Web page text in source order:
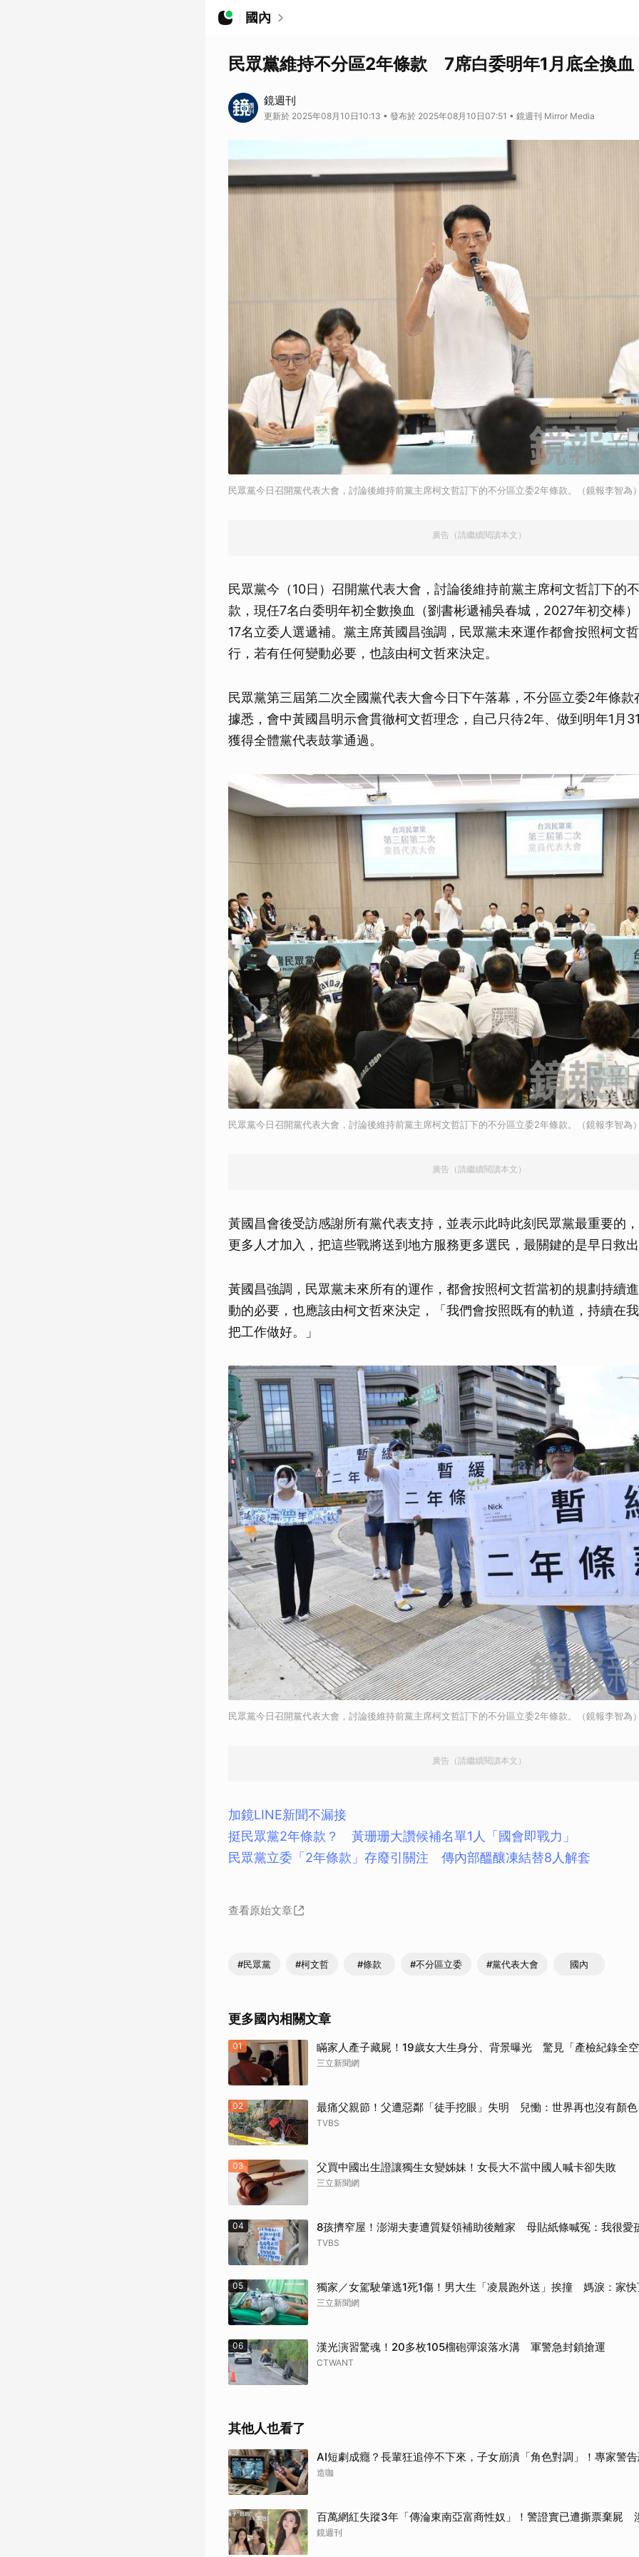
國內
民眾黨維持不分區2年條款 7席白委明年1月底全換血
鏡週刊
更新於 2025年08月10日10:13 • 發布於 2025年08月10日07:51 • 鏡週刊 Mirror Media
民眾黨今日召開黨代表大會，討論後維持前黨主席柯文哲訂下的不分區立委2年條款。（鏡報李智為
廣告（請繼續閱讀本文）
民眾黨今（10日）召開黨代表大會，討論後維持前黨主席柯文哲訂下的
款，現任7名白委明年初全數換血（劉書彬遞補吳春城，2027年初交棒
17名立委人選遞補。黨主席黃國昌強調，民眾黨未來運作都會按照柯文
行，若有任何變動必要，也該由柯文哲來決定。
民眾黨第三屆第二次全國黨代表大會今日下午落幕，不分區立委2年條款
據悉，會中黃國昌明示會貫徹柯文哲理念，自己只待2年、做到明年1月
獲得全體黨代表鼓掌通過。
民眾黨今日召開黨代表大會，討論後維持前黨主席柯文哲訂下的不分區立委2年條款。（鏡報李智為
廣告（請繼續閱讀本文）
黃國昌會後受訪感謝所有黨代表支持，並表示此時此刻民眾黨最重要的
更多人才加入，把這些戰將送到地方服務更多選民，最關鍵的是早日救
黃國昌強調，民眾黨未來所有的運作，都會按照柯文哲當初的規劃持續
動的必要，也應該由柯文哲來決定，「我們會按照既有的軌道，持續在
把工作做好。」
民眾黨今日召開黨代表大會，討論後維持前黨主席柯文哲訂下的不分區立委2年條款。（鏡報李智為
廣告（請繼續閱讀本文）
加鏡LINE新聞不漏接
挺民眾黨2年條款？ 黃珊珊大讚候補名單1人「國會即戰力」
民眾黨立委「2年條款」存廢引關注 傳內部醞釀凍結替8人解套
查看原始文章
#民眾黨 #柯文哲 #條款 #不分區立委 #黨代表大會 國內
更多國內相關文章
01 瞞家人產子藏屍！19歲女大生身分、背景曝光 驚見「產檢紀錄全
三立新聞網
02 最痛父親節！父遭惡鄰「徒手挖眼」失明 兒慟：世界再也沒有顏色
TVBS
03 父買中國出生證讓獨生女變姊妹！女長大不當中國人喊卡卻失敗
三立新聞網
04 8孩擠窄屋！澎湖夫妻遭質疑領補助後離家 母貼紙條喊冤：我很愛
TVBS
05 獨家／女駕駛肇逃1死1傷！男大生「凌晨跑外送」挨撞 媽淚：家
三立新聞網
06 漢光演習驚魂！20多枚105榴砲彈滾落水溝 軍警急封鎖搶運
CTWANT
其他人也看了
AI短劇成癮？長輩狂追停不下來，子女崩潰「角色對調」！專家警
造咖
百萬網紅失蹤3年「傳淪東南亞富商性奴」！警證實已遭撕票棄屍
鏡週刊
取消